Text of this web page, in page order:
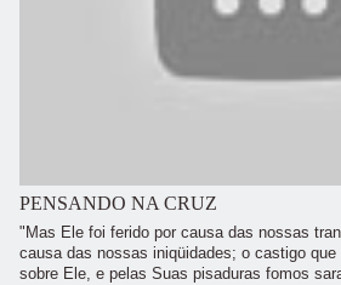
PENSANDO NA CRUZ
"Mas Ele foi ferido por causa das nossas
causa das nossas iniqüidades; o castigo
sobre Ele, e pelas Suas pisaduras fomos